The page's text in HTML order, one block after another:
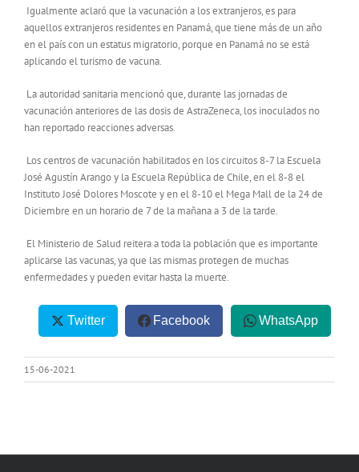
Igualmente aclaró que la vacunación a los extranjeros, es para
aquellos extranjeros residentes en Panamá, que tiene más de un año
en el país con un estatus migratorio, porque en Panamá no se está
aplicando el turismo de vacuna.
La autoridad sanitaria mencionó que, durante las jornadas de
vacunación anteriores de las dosis de AstraZeneca, los inoculados no
han reportado reacciones adversas.
Los centros de vacunación habilitados en los circuitos 8-7 la Escuela
José Agustín Arango y la Escuela República de Chile, en el 8-8 el
Instituto José Dolores Moscote y en el 8-10 el Mega Mall de la 24 de
Diciembre en un horario de 7 de la mañana a 3 de la tarde.
El Ministerio de Salud reitera a toda la población que es importante
aplicarse las vacunas, ya que las mismas protegen de muchas
enfermedades y pueden evitar hasta la muerte.
Twitter Facebook WhatsApp
15-06-2021